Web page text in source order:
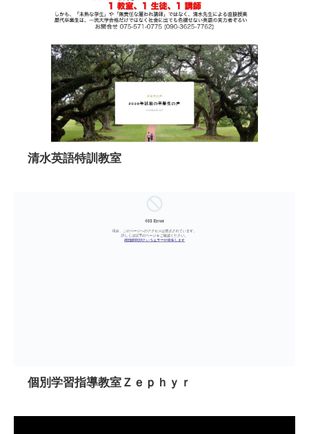
清水英語特訓教室
個別学習指導教室Ｚｅｐｈｙｒ